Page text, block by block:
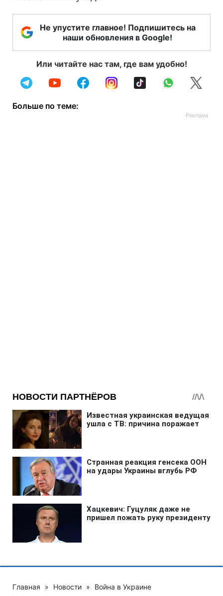
Не упустите главное! Подпишитесь на
наши обновления в Google!
Или читайте нас там, где вам удобно!
Больше по теме:
Главная » Новости » Война в Украине